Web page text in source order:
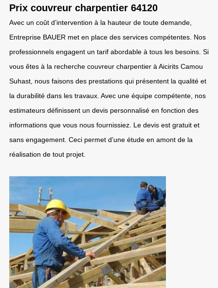
Prix couvreur charpentier 64120
Avec un coût d’intervention à la hauteur de toute demande,
Entreprise BAUER met en place des services compétentes. Nos
professionnels engagent un tarif abordable à tous les besoins. Si
vous êtes à la recherche couvreur charpentier à Aicirits Camou
Suhast, nous faisons des prestations qui présentent la qualité et
la durabilité dans les travaux. Avec une équipe compétente, nos
estimateurs définissent un devis personnalisé en fonction des
informations que vous nous fournissiez. Le devis est gratuit et
sans engagement. Ceci permet d’une étude en amont de la
réalisation de tout projet.